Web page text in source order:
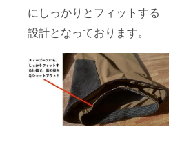
にしっかりとフィットする
設計となっております。